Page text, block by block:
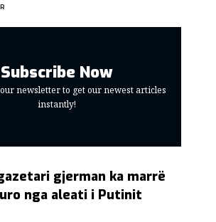
Subscribe Now
newsletter to get our newest articles
instantly!
gjerman ka marrë
nga aleati i Putinit